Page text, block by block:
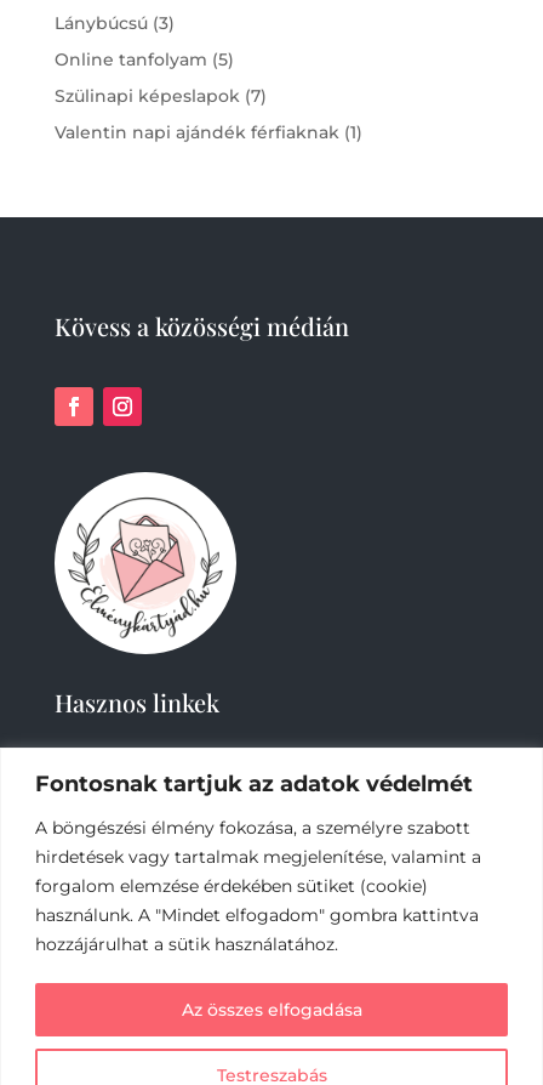
Fontosnak tartjuk az adatok védelmét
A böngészési élmény fokozása, a személyre szabott
hirdetések vagy tartalmak megjelenítése, valamint a
forgalom elemzése érdekében sütiket (cookie)
használunk. A "Mindet elfogadom" gombra kattintva
hozzájárulhat a sütik használatához.
Testreszabás
Az összes elfogadása
Lánybúcsú 33
products
Online tanfolyam 55
products
Szülinapi képeslapok 77
products
Valentin napi ajándék férfiaknak 11
Kövess a közösségi médián
Hasznos linkek
2019-2023 – Élménykártyád-Nagy Tímea © Minden
jog fenntartva.
Az online fizetést a Barion Payment Zrt. biztosítja,
MNB engedély száma: H-EN-I-1064/2013